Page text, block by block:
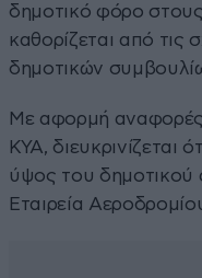
δημοτικό φόρο
καθορίζεται από τις
δημοτικών
Με αφορμή
ΚΥΑ, διευκρινίζεται
ύψος του δημοτικού
Εταιρεία